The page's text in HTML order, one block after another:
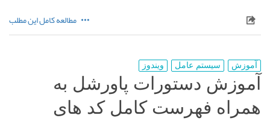
مطالعه کامل این مطلب
آموزش سیستم عامل ویندوز
آموزش دستورات پاورشل به
همراه فهرست کامل کد های